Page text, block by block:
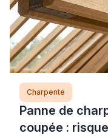
Charpente
Panne de
coupée :